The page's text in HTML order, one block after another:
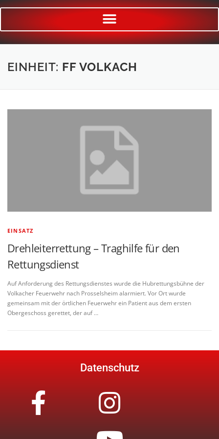
EINHEIT: FF VOLKACH
EINSATZ
Drehleiterrettung – Traghilfe für den
Rettungsdienst
Auf Anforderung des Rettungsdienstes wurde die Hubrettungsbühne der
Volkacher Feuerwehr nach Prosselsheim alarmiert. Vor Ort wurde
gemeinsam mit der örtlichen Feuerwehr ein Patient aus dem ersten
Obergeschoss gerettet, der auf …
Datenschutz